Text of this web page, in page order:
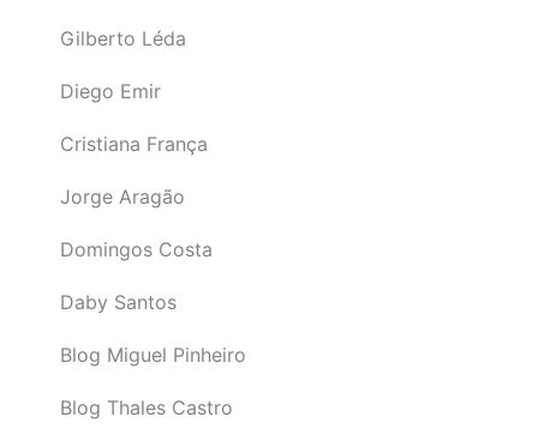
Gilberto Léda
Diego Emir
Cristiana França
Jorge Aragão
Domingos Costa
Daby Santos
Blog Miguel Pinheiro
Blog Thales Castro